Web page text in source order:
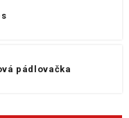
pádlovačka